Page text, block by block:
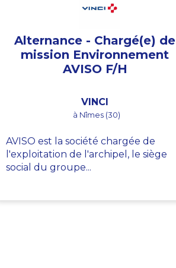
Alternance - Chargé(e) de
mission Environnement
AVISO F/H
VINCI
à Nîmes (30)
AVISO est la société chargée de
l'exploitation de l'archipel, le siège
social du groupe...